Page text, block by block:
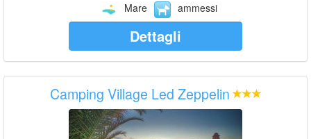
Mare
ammessi
Dettagli
Camping Village Led Zeppelin